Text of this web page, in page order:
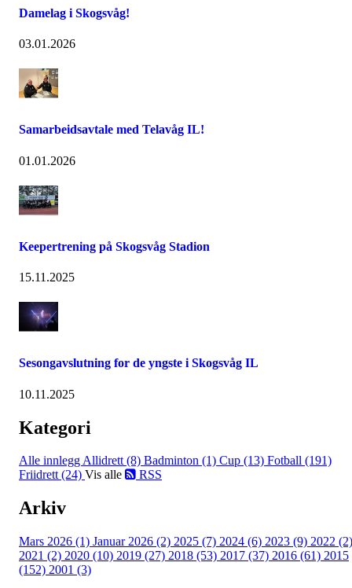
Damelag i Skogsvåg!
03.01.2026
Samarbeidsavtale med Telavåg IL!
01.01.2026
Keepertrening på Skogsvåg Stadion
15.11.2025
Sesongavslutning for de yngste i Skogsvåg IL
10.11.2025
Kategori
Alle innleggAllidrett (8) Badminton (1) Cup (13) Fotball (191)
Friidrett (24) Vis alle RSS
Arkiv
Mars 2026 (1) Januar 2026 (2) 2025 (7) 2024 (6) 2023 (9) 2022 (2)
2021 (2) 2020 (10) 2019 (27) 2018 (53) 2017 (37) 2016 (61) 2015
(152) 2001 (3)